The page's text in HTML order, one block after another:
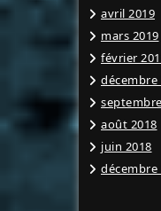
avril 2019
mars 2019
février
décembre
août 2018
juin 2018
décembre